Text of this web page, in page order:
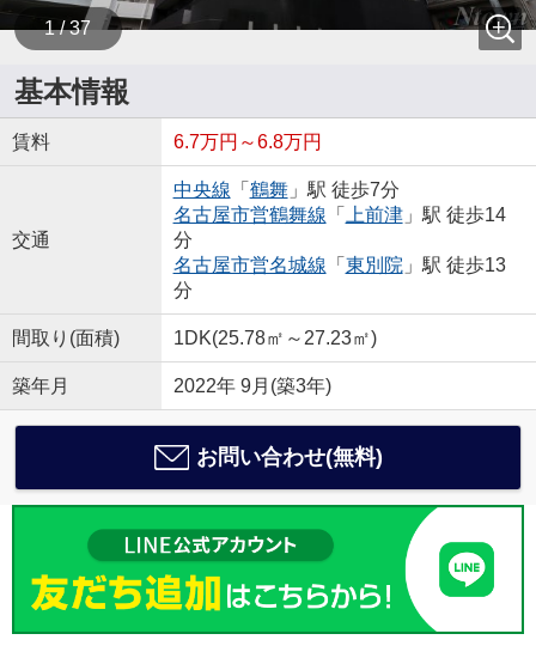
1 / 37
基本情報
賃料 6.7万円～6.8万円
交通
中央線 「 鶴舞」駅 徒歩7分
名古屋市営鶴舞線 「 上前津」駅 徒歩14
分
名古屋市営名城線 「 東別院 」駅 徒歩13
分
間取り(面積) 1DK(25.78㎡～27.23㎡)
築年月 2022年 9月(築3年)
お問い合わせ(無料)